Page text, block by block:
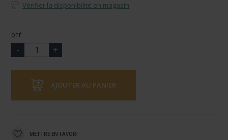
Vérifier la disponibilité en magasin
QTÉ
AJOUTER AU PANIER
METTRE EN FAVORI